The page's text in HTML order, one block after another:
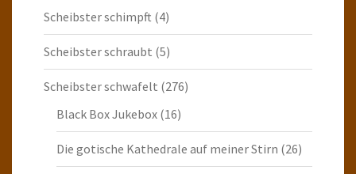
Scheibster schimpft (4)
Scheibster schraubt (5)
Scheibster schwafelt (276)
Black Box Jukebox (16)
Die gotische Kathedrale auf meiner Stirn (26)